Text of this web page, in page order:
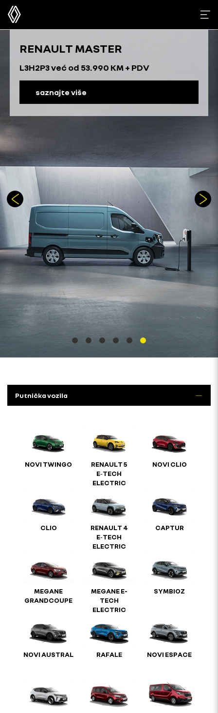
RENAULT MASTER
L3H2P3 već od 53.990 KM + PDV
saznajte više
Putnička vozila
NOVI TWINGO
RENAULT 5
E‑TECH
ELECTRIC
NOVI CLIO
CLIO
RENAULT 4
E‑TECH
ELECTRIC
CAPTUR
MEGANE
GRANDCOUPE
MEGANE E-
TECH
ELECTRIC
SYMBIOZ
NOVI AUSTRAL RAFALE NOVI ESPACE